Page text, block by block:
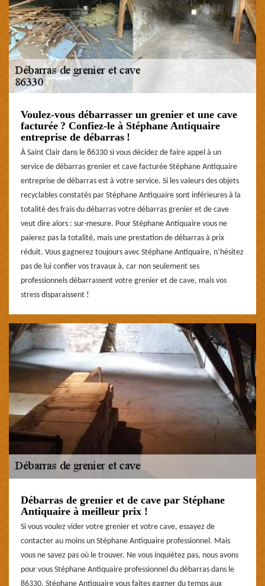
Voulez-vous débarrasser un grenier et une cave
facturée ? Confiez-le à Stéphane Antiquaire
entreprise de débarras !
À Saint Clair dans le 86330 si vous décidez de faire appel à un
service de débarras grenier et cave facturée Stéphane Antiquaire
entreprise de débarras est à votre service. Si les valeurs des objets
recyclables constatés par Stéphane Antiquaire sont inférieures à la
totalité des frais du débarras votre débarras grenier et de cave
veut dire alors : sur-mesure. Pour Stéphane Antiquaire vous ne
paierez pas la totalité, mais une prestation de débarras à prix
réduit. Vous gagnerez toujours avec Stéphane Antiquaire, n’hésitez
pas de lui confier vos travaux à, car non seulement ses
professionnels débarrassent votre grenier et de cave, mais vos
stress disparaissent !
Débarras de grenier et de cave par Stéphane
Antiquaire à meilleur prix !
Si vous voulez vider votre grenier et votre cave, essayez de
contacter au moins un Stéphane Antiquaire professionnel. Mais
vous ne savez pas où le trouver. Ne vous inquiétez pas, nous avons
pour vous Stéphane Antiquaire professionnel du débarras dans le
86330. Stéphane Antiquaire vous faites gagner du temps aux